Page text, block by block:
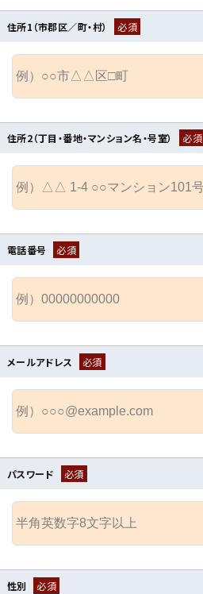
住所1（市郡区／町・村） 必須
住所2（丁目・番地・マンション名・号室） 必須
電話番号 必須
メールアドレス 必須
パスワード 必須
性別 必須